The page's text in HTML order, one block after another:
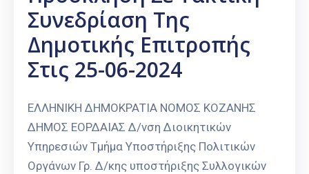
Συνεδρίαση Της
Δημοτικής Επιτροπής
Στις 25-06-2024
ΕΛΛΗΝΙΚΗ ΔΗΜΟΚΡΑΤΙΑ ΝΟΜΟΣ ΚΟΖΑΝΗΣ
ΔΗΜΟΣ ΕΟΡΔΑΙΑΣ Δ/νση Διοικητικών
Υπηρεσιών Τμήμα Υποστήριξης Πολιτικών
Οργάνων Γρ. Δ/κης υποστήριξης Συλλογικών